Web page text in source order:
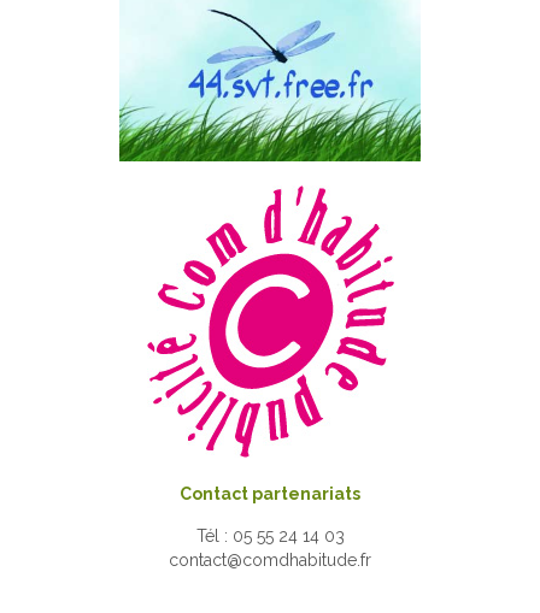
Contact partenariats
Tél : 05 55 24 14 03
contact@comdhabitude.fr